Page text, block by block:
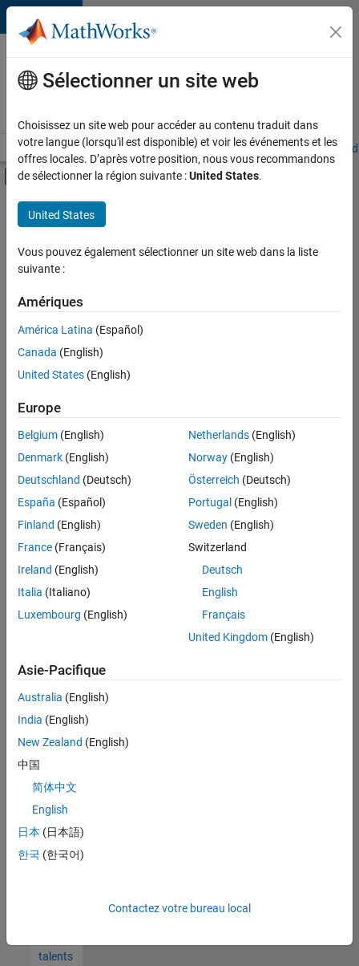
Passer au contenu
Votre
carrière
chez
Accueil Explorer nos opportunités Adresses de nos bureaux
Activer/désactiver l'affichage du menu
Contenu principal
FILTRER PAR
Applications et outils commerciaux
Globalisation
Infrastructure et architecture
Actuellement,
aucune
offre
d'emploi
correspondant
à vos
critères
de
recherche.
Vous
pouvez
élargir
votre
recherche
ou
afficher
l’ensemble
d'emploi.
malgré
tout
vous
trouvez
pas
d'offre
corresponde
à vos
talents
Sélectionner un site web
Choisissez un site web pour accéder au contenu traduit dans
votre langue (lorsqu'il est disponible) et voir les événements et les
offres locales. D’après votre position, nous vous recommandons
de sélectionner la région suivante :United States.
United States
Vous pouvez également sélectionner un site web dans la liste
suivante :
Amériques
América Latina (Español)
Canada (English)
United States (English)
Europe
Belgium (English)
Denmark (English)
Deutschland (Deutsch)
España (Español)
Finland (English)
France (Français)
Ireland (English)
Italia (Italiano)
Luxembourg (English)
Netherlands(English)
Norway(English)
Österreich (Deutsch)
Portugal (English)
Sweden (English)
Switzerland
Deutsch
English
Français
United Kingdom(English)
Asie-Pacifique
Australia (English)
India (English)
New Zealand (English)
中国
简体中文
English
日本 (日本語)
한국 (한국어)
Contactez votre bureau local